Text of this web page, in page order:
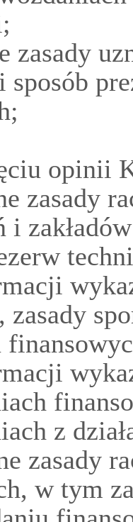
zasady
sposób
opinii
zasady
i
zasady
z
zasady
w tym